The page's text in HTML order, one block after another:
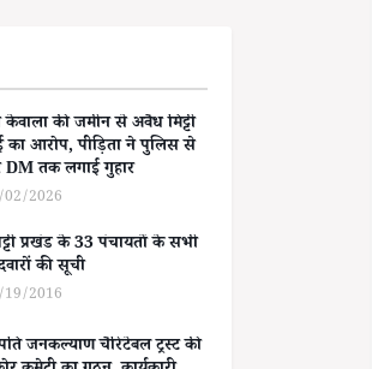
केवाला की जमीन से अवैध मिट्टी
का आरोप, पीड़िता ने पुलिस से
तक लगाई गुहार
2026
प्रखंड के 33 पंचायतों के सभी
की सूची
2016
जनकल्याण चैरिटेबल ट्रस्ट की